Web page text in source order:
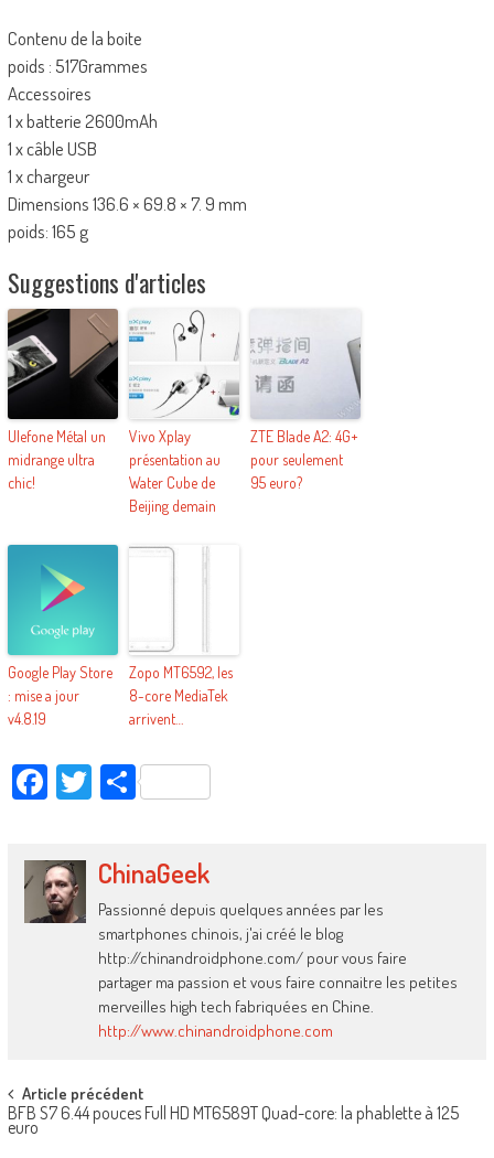
Contenu de la boite
poids : 517Grammes
Accessoires
1 x batterie 2600mAh
1 x câble USB
1 x chargeur
Dimensions 136.6 × 69.8 × 7. 9 mm
poids: 165 g
Suggestions d'articles
Ulefone Métal un
midrange ultra
chic!
Vivo Xplay
présentation au
Water Cube de
Beijing demain
ZTE Blade A2: 4G+
pour seulement
95 euro?
Google Play Store
: mise a jour
v4.8.19
Zopo MT6592, les
8-core MediaTek
arrivent…
Facebook
TwitterPartager
ChinaGeek
Passionné depuis quelques années par les
smartphones chinois, j'ai créé le blog
http://chinandroidphone.com/ pour vous faire
partager ma passion et vous faire connaitre les petites
merveilles high tech fabriquées en Chine.
http://www.chinandroidphone.com
Post
navigation
Article précédent
BFB S7 6.44 pouces Full HD MT6589T Quad-core: la phablette à 125
euro